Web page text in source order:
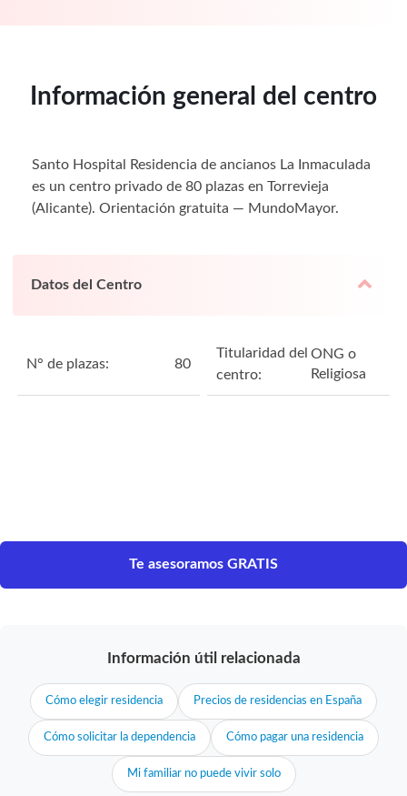
Información general del centro
Santo Hospital Residencia de ancianos La Inmaculada
es un centro privado de 80 plazas en Torrevieja
(Alicante). Orientación gratuita — MundoMayor.
Datos del Centro
N° de plazas: 80
Titularidad del
centro:
ONG o
Religiosa
Te asesoramos GRATIS
Información útil relacionada
Cómo elegir residencia Precios de residencias en España
Cómo solicitar la dependencia Cómo pagar una residencia
Mi familiar no puede vivir solo